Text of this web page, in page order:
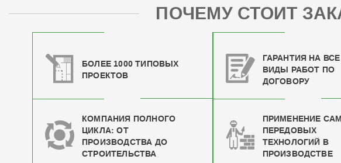
ПОЧЕМУ СТОИТ
БОЛЕЕ 1000 ТИПОВЫХ
ПРОЕКТОВ
ГАРАНТИЯ НА ВСЕ
ВИДЫ РАБОТ ПО
ДОГОВОРУ
КОМПАНИЯ ПОЛНОГО
ЦИКЛА: ОТ
ПРОИЗВОДСТВА ДО
СТРОИТЕЛЬСТВА
ПРИМЕНЕНИЕ
ПЕРЕДОВЫХ
ТЕХНОЛОГИЙ В
ПРОИЗВОДСТВЕ